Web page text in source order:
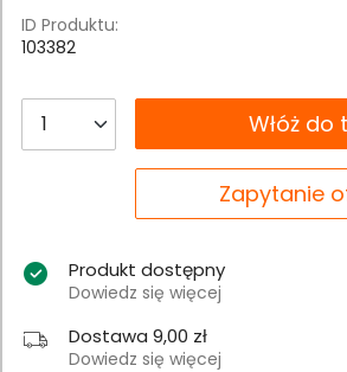
ID Produktu:
103382
__B2C.PRODUCT.QUANTITYWłóż do
Zapytanie
Produkt dostępny
Dowiedz się więcej
Dostawa 9,00 zł
Dowiedz się więcej